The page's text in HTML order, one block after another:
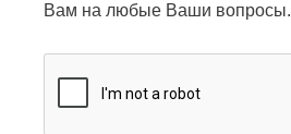
Вам на любые Ваши вопросы.